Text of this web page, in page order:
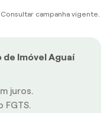
campanha vigente.
Imóvel Aguaí
juros.
FGTS.